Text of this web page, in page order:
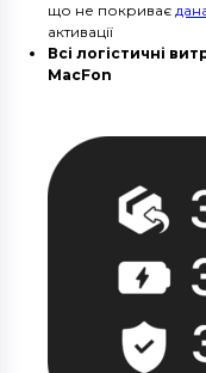
що не покриває
активації
Всі логістичні
MacFon